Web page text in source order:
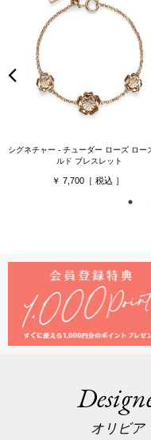
シグネチャー - チューダー ローズ ロー
ルド ブレスレット
7,700
オリビア